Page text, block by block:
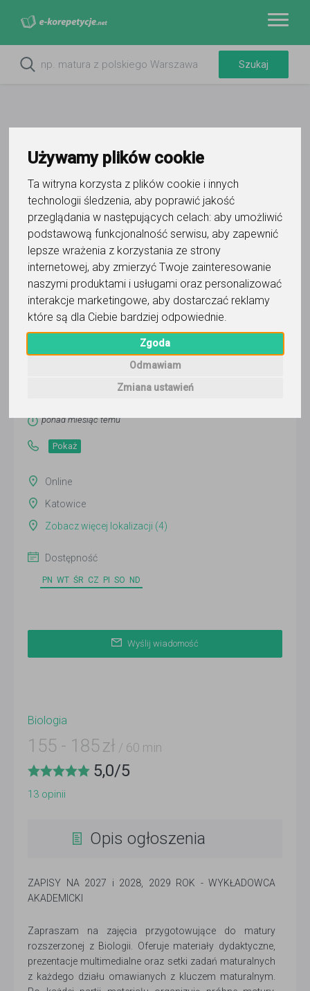
Używamy plików cookie
Ta witryna korzysta z plików cookie i innych
technologii śledzenia, aby poprawić jakość
przeglądania w następujących celach: aby umożliwić
podstawową funkcjonalność serwisu, aby zapewnić
lepsze wrażenia z korzystania ze strony
internetowej, aby zmierzyć Twoje zainteresowanie
naszymi produktami i usługami oraz personalizować
interakcje marketingowe, aby dostarczać reklamy
które są dla Ciebie bardziej odpowiednie.
Zgoda
Odmawiam
Zmiana ustawień
Do ulubionych
Oznacz wystąpienie kontaktu
Magdalena
Wyślij wiadomość
ponad miesiąc temu
Pokaż
Online
Katowice
Zobacz więcej lokalizacji (4)
Dostępność
PN WT ŚR CZ PI SO ND
Wyślij wiadomość
Biologia
155 - 185 zł / 60 min
5,0/5
13 opinii
Opis ogłoszenia
ZAPISY NA 2027 i 2028, 2029 ROK - WYKŁADOWCA
AKADEMICKI
Zapraszam na zajęcia przygotowujące do matury
rozszerzonej z Biologii. Oferuje materiały dydaktyczne,
prezentacje multimedialne oraz setki zadań maturalnych
z każdego działu omawianych z kluczem maturalnym.